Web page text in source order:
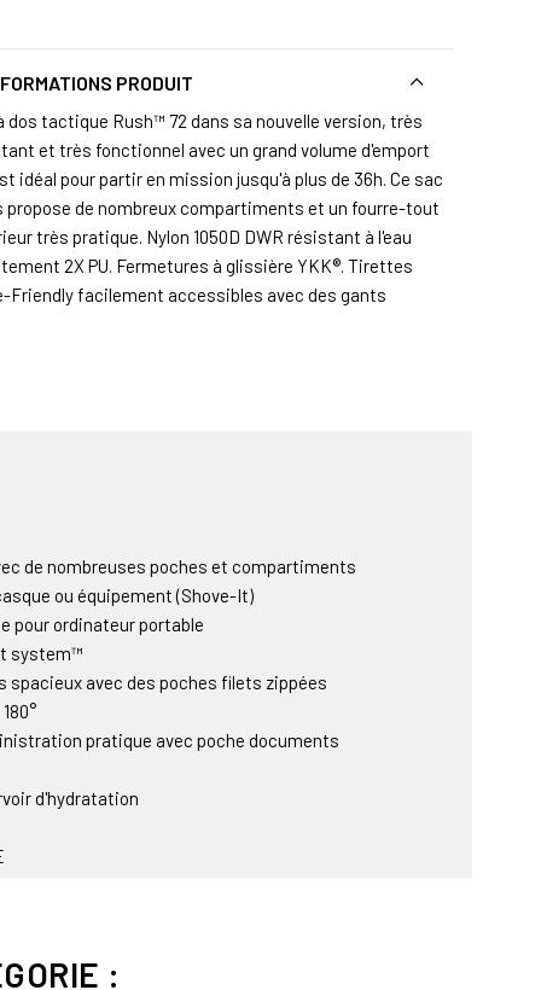
PRODUIT
dos tactique Rush™ 72 dans sa nouvelle version, très
et très fonctionnel avec un grand volume d'emport
idéal pour partir en mission jusqu'à plus de 36h. Ce sac
propose de nombreux compartiments et un fourre-tout
très pratique. Nylon 1050D DWR résistant à l'eau
2X PU. Fermetures à glissière YKK®. Tirettes
Friendly facilement accessibles avec des gants
de nombreuses poches et compartiments
ou équipement (Shove-It)
pour ordinateur portable
system™
avec des poches filets zippées
pratique avec poche documents
d'hydratation
ergonomiques et profilées
: